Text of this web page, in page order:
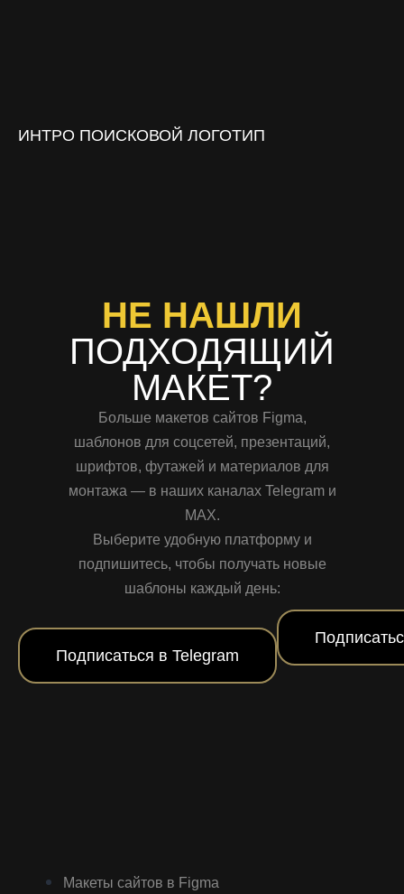
ИНТРО ПОИСКОВОЙ ЛОГОТИП
НЕ НАШЛИ
ПОДХОДЯЩИЙ
МАКЕТ?
Больше макетов сайтов Figma,
шаблонов для соцсетей, презентаций,
шрифтов, футажей и материалов для
монтажа — в наших каналах Telegram и
MAX.
Выберите удобную платформу и
подпишитесь, чтобы получать новые
шаблоны каждый день:
Подписаться в Telegram
Макеты сайтов в Figma